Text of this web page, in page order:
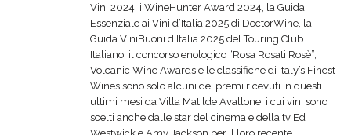
Vini 2024, i WineHunter Award 2024, la Guida
Essenziale ai Vini d’Italia 2025 di DoctorWine, la
Guida ViniBuoni d’Italia 2025 del Touring Club
Italiano, il concorso enologico “Rosa Rosati Rosè”, i
Volcanic Wine Awards e le classifiche di Italy’s Finest
Wines sono solo alcuni dei premi ricevuti in questi
ultimi mesi da Villa Matilde Avallone, i cui vini sono
scelti anche dalle star del cinema e della tv Ed